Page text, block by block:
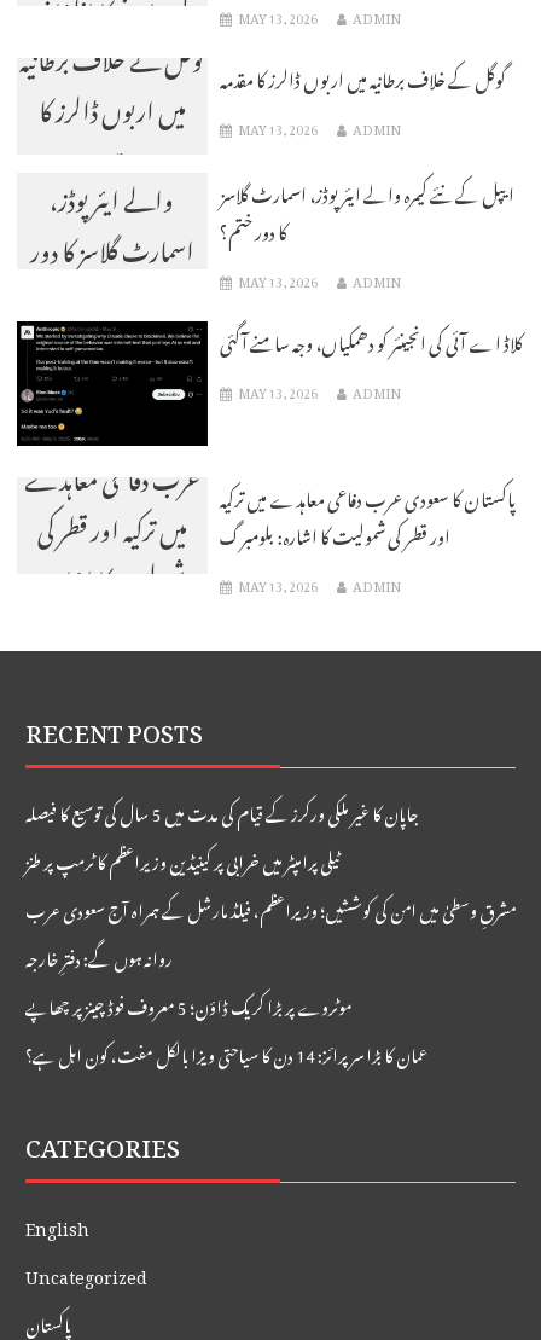
MAY 13, 2026 ADMIN
گوگل کے خلاف برطانیہ
میں اربوں ڈالرز کا
مقدمہ
گوگل کے خلاف برطانیہ میں اربوں ڈالرز کا مقدمہ
MAY 13, 2026 ADMIN
ایپل کے نئے کیمرہ
والے ایئر پوڈز،
اسمارٹ گلاسز کا دور
ایپل کے نئے کیمرہ والے ایئر پوڈز، اسمارٹ گلاسز
کا دور ختم؟
MAY 13, 2026 ADMIN
کلاڈ اے آئی کی انجینئر کو دھمکیاں، وجہ سامنے آگئی
MAY 13, 2026 ADMIN
پاکستان کا سعودی
عرب دفاعی معاہدے
میں ترکیہ اور قطر کی
شمولیت کا اشارہ:
پاکستان کا سعودی عرب دفاعی معاہدے میں ترکیہ
اور قطر کی شمولیت کا اشارہ: بلومبرگ
MAY 13, 2026 ADMIN
RECENT POSTS
جاپان کا غیر ملکی ورکرز کے قیام کی مدت میں 5 سال کی توسیع کا فیصلہ
ٹیلی پرامپٹر میں خرابی پر کینیڈین وزیراعظم کا ٹرمپ پر طنز
مشرقِ وسطیٰ میں امن کی کوششیں؛ وزیراعظم، فیلڈ مارشل کے ہمراہ آج سعودی عرب
روانہ ہوں گے: دفترِ خارجہ
موٹروے پر بڑا کریک ڈاؤن؛ 5 معروف فوڈ چینز پر چھاپے
عمان کا بڑا سرپرائز: 14 دن کا سیاحتی ویزا بالکل مفت، کون اہل ہے؟
CATEGORIES
English
Uncategorized
پاکستان